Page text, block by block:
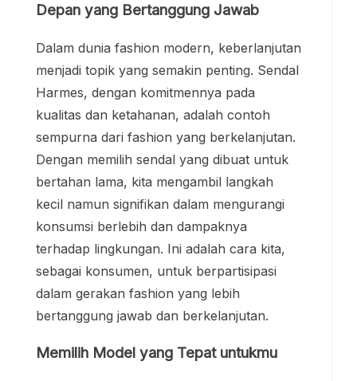
Depan yang Bertanggung Jawab
Dalam dunia fashion modern, keberlanjutan
menjadi topik yang semakin penting. Sendal
Harmes, dengan komitmennya pada
kualitas dan ketahanan, adalah contoh
sempurna dari fashion yang berkelanjutan.
Dengan memilih sendal yang dibuat untuk
bertahan lama, kita mengambil langkah
kecil namun signifikan dalam mengurangi
konsumsi berlebih dan dampaknya
terhadap lingkungan. Ini adalah cara kita,
sebagai konsumen, untuk berpartisipasi
dalam gerakan fashion yang lebih
bertanggung jawab dan berkelanjutan.
Memilih Model yang Tepat untukmu